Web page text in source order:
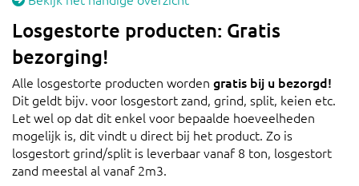
Losgestorte producten: Gratis
bezorging!
Alle losgestorte producten worden gratis bij u bezorgd!
Dit geldt bijv. voor losgestort zand, grind, split, keien etc.
Let wel op dat dit enkel voor bepaalde hoeveelheden
mogelijk is, dit vindt u direct bij het product. Zo is
losgestort grind/split is leverbaar vanaf 8 ton, losgestort
zand meestal al vanaf 2m3.